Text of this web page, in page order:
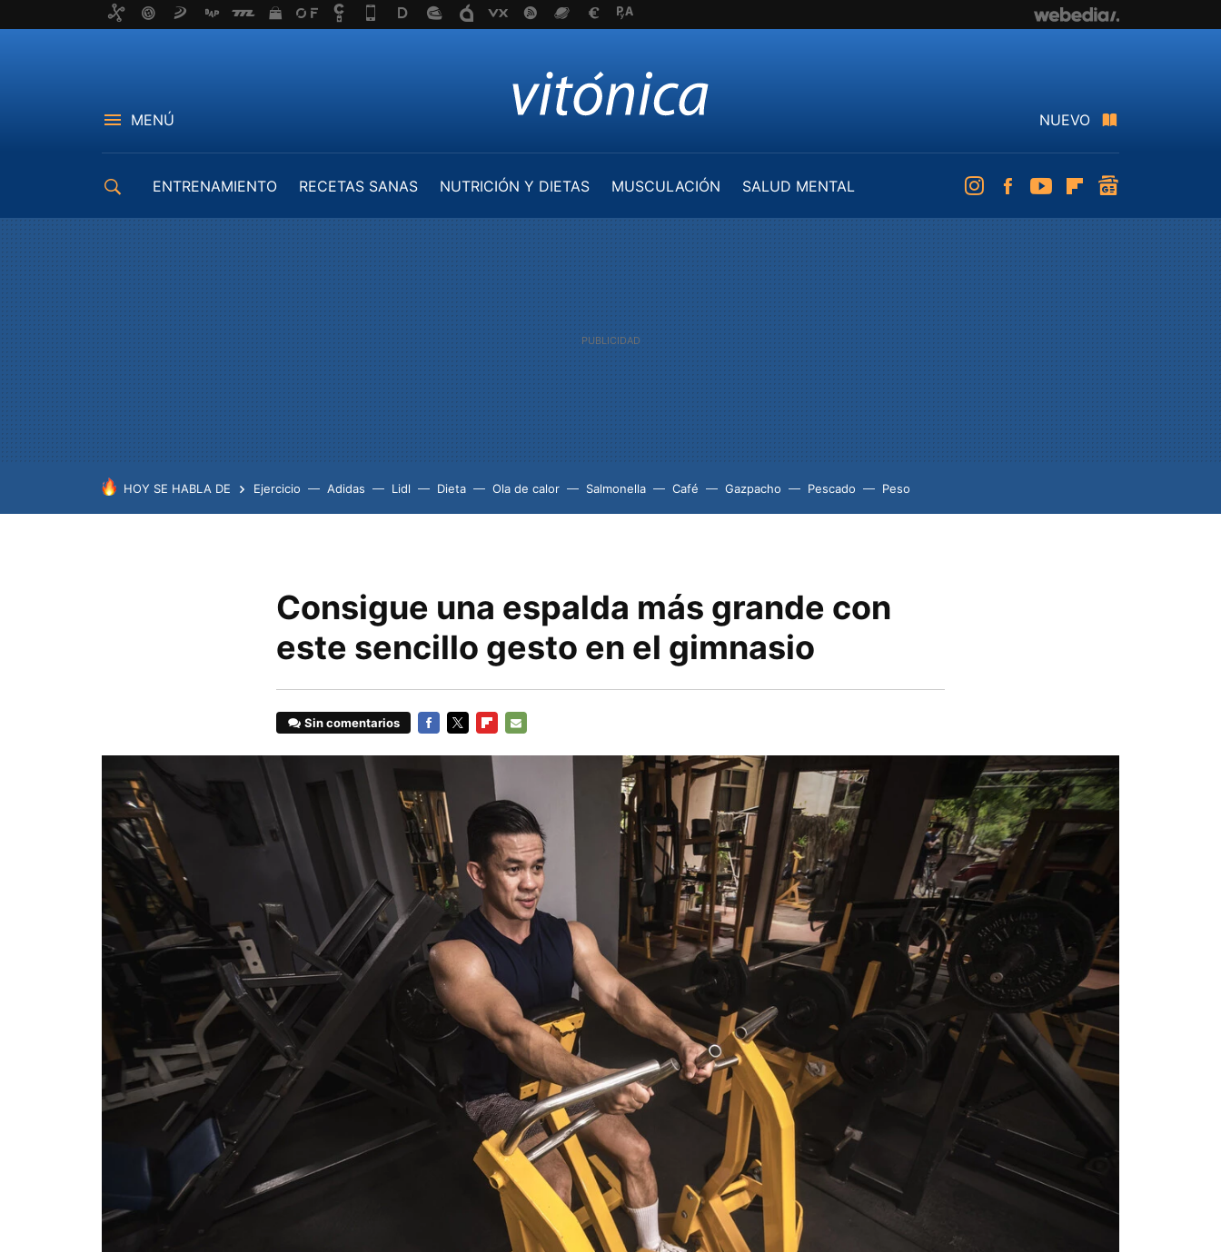
MENÚ NUEVO
ENTRENAMIENTO RECETAS SANAS NUTRICIÓN Y DIETAS MUSCULACIÓN
SALUD MENTAL
InstagramFacebookYoutubeFlipboard
HOY SE HABLA DE Ejercicio Adidas Lidl Dieta Ola de calor Salmonella Café Gazpacho Pescado Peso
Consigue una espalda más grande con
este sencillo gesto en el gimnasio
Sin comentarios